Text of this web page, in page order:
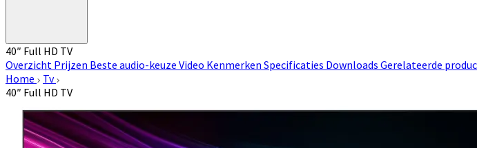
40″ Full HD TV
Overzicht Prijzen Beste audio-keuze Video Kenmerken Specificaties Downloads Gerelateerde
Home
Tv
40″ Full HD TV